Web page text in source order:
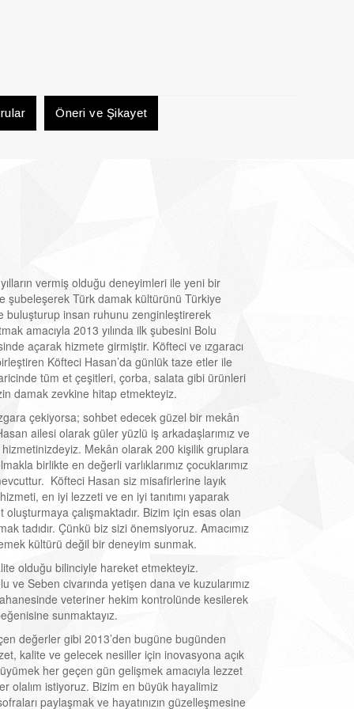
Öneri ve Şikayet
vermiş olduğu deneyimleri ile yeni bir
şubeleşerek Türk damak kültürünü Türkiye
buluşturup insan ruhunu zenginleştirerek
amacıyla 2013 yılında ilk şubesini Bolu
açarak hizmete girmiştir. Köfteci ve ızgaracı
Köfteci Hasan’da günlük taze etler ile
tüm et çeşitleri, çorba, salata gibi ürünleri
damak zevkine hitap etmekteyiz.
çekiyorsa; sohbet edecek güzel bir mekân
ailesi olarak güler yüzlü iş arkadaşlarımız ve
Mekân olarak 200 kişilik gruplara
birlikte en değerli varlıklarımız çocuklarımız
Köfteci Hasan siz misafirlerine layık
en iyi lezzeti ve en iyi tanıtımı yaparak
çalışmaktadır. Bizim için esas olan
tadıdır. Çünkü biz sizi önemsiyoruz. Amacımız
kültürü değil bir deneyim sunmak.
olduğu bilinciyle hareket etmekteyiz.
ve Seben civarında yetişen dana ve kuzularımız
veteriner hekim kontrolünde kesilerek
sunmaktayız.
değerler gibi 2013’den bugüne bugünden
kalite ve gelecek nesiller için inovasyona açık
her geçen gün gelişmek amacıyla lezzet
olalım istiyoruz. Bizim en büyük hayalimiz
paylaşmak ve hayatınızın güzelleşmesine